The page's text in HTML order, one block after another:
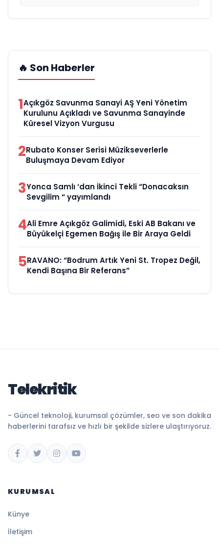
🔥 Son Haberler
1Açıkgöz Savunma Sanayi AŞ Yeni Yönetim
Kurulunu Açıkladı ve Savunma Sanayinde
Küresel Vizyon Vurgusu
2Rubato Konser Serisi Müzikseverlerle
Buluşmaya Devam Ediyor
3Yonca Samlı ‘dan İkinci Tekli “Donacaksın
Sevgilim “ yayımlandı
4Ali Emre Açıkgöz Galimidi, Eski AB Bakanı ve
Büyükelçi Egemen Bağış ile Bir Araya Geldi
5RAVANO: “Bodrum Artık Yeni St. Tropez Değil,
Kendi Başına Bir Referans”
Telekritik
- Güncel teknoloji, kurumsal çözümler, seo ve son dakika
haberlerini tarafsız ve hızlı bir şekilde sizlere ulaştırıyoruz.
KURUMSAL
Künye
İletişim